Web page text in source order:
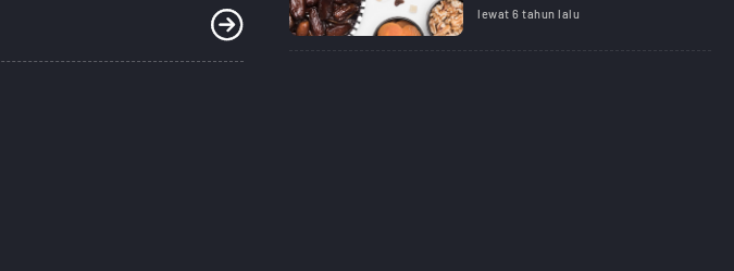
lewat 6 tahun lalu